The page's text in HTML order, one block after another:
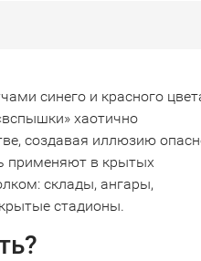
синего и красного
хаотично
создавая иллюзию
применяют в крытых
склады, ангары,
стадионы.